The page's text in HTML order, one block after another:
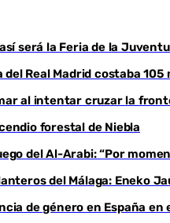
será la Feria de la
del Real Madrid costaba
al intentar cruzar la
forestal de Niebla
del Al-Arabi: “Por
del Málaga: Eneko
de género en España